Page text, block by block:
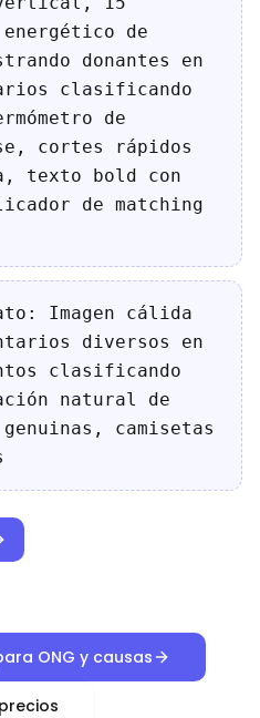
energético de
donantes en
clasificando
de
cortes rápidos
texto bold con
de matching
Imagen cálida
diversos en
clasificando
natural de
camisetas
ONG y causas